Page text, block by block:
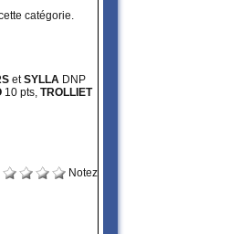
catégorie.
etSYLLA DNP
10 pts, TROLLIET
Notez